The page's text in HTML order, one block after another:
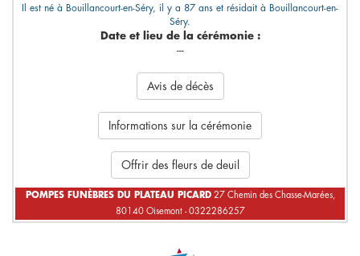
Il est né à Bouillancourt-en-Séry, il y a 87 ans et résidait à Bouillancourt-en-
Séry.
Date et lieu de la cérémonie :
---
Avis de décès
Informations sur la cérémonie
Offrir des fleurs de deuil
POMPES FUNÈBRES DU PLATEAU PICARD27 Chemin des Chasse-Marées,
80140 Oisemont - 0322286257